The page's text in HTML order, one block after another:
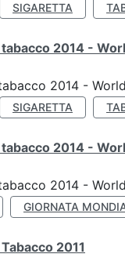
SIGARETTA
2014 -
2014 -
SIGARETTA
2014 -
2014 -
GIORNATA
2011